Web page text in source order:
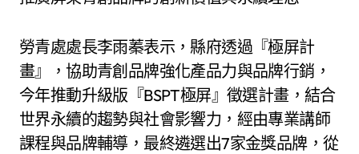
勞青處處長李雨蓁表示，縣府透過『極屏計
畫』，協助青創品牌強化產品力與品牌行銷，
今年推動升級版『BSPT極屏』徵選計畫，結合
世界永續的趨勢與社會影響力，經由專業講師
課程與品牌輔導，最終遴選出7家金獎品牌，從